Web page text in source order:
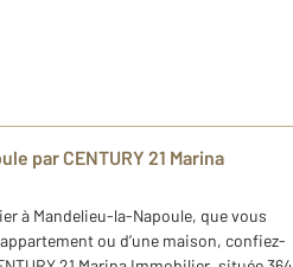
par CENTURY 21 Marina
à Mandelieu-la-Napoule, que vous
appartement ou d’une maison, confiez-